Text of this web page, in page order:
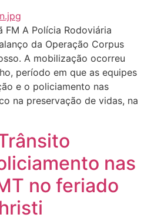
FM A Polícia Rodoviária
da Operação Corpus
A mobilização ocorreu
período em que as equipes
e o policiamento nas
na preservação de vidas, na
nas
no feriado